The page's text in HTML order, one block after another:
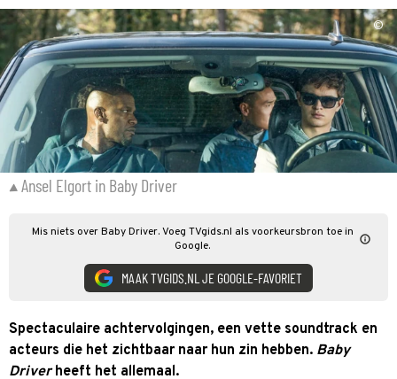
©
Ansel Elgort in Baby Driver
Mis niets over Baby Driver. Voeg TVgids.nl als voorkeursbron toe in
Google.
MAAK TVGIDS.NL JE GOOGLE-FAVORIET
Spectaculaire achtervolgingen, een vette soundtrack en
acteurs die het zichtbaar naar hun zin hebben. Baby
Driverheeft het allemaal.